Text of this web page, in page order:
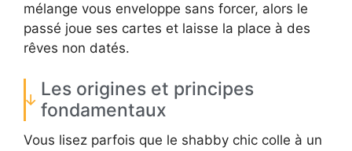
mélange vous enveloppe sans forcer, alors le
passé joue ses cartes et laisse la place à des
rêves non datés.
Les origines et principes
fondamentaux
Vous lisez parfois que le shabby chic colle à un